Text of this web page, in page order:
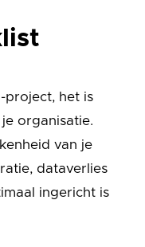
project, het is
organisatie.
van je
dataverlies
ingericht is